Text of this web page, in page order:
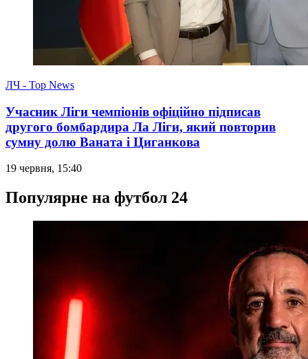
ЛЧ - Top News
Учасник Ліги чемпіонів офіційно підписав
другого бомбардира Ла Ліги, який повторив
сумну долю Ваната і Циганкова
19 червня, 15:40
Популярне на футбол 24